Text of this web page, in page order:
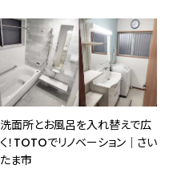
洗面所とお風呂を入れ替えで広
く！TOTOでリノベーション│さい
たま市